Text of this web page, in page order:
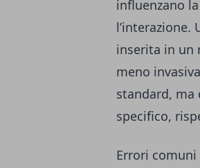
influenzano
l’interazione.
inserita in un
meno
standard, ma
specifico,
Errori comuni